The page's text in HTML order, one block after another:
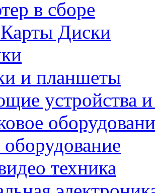
в сборе
Диски
и планшеты
устройства
оборудование
техника